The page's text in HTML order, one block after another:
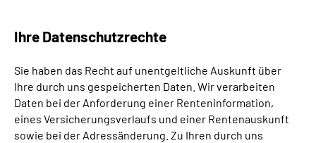
Ihre Datenschutzrechte
Sie haben das Recht auf unentgeltliche Auskunft über
Ihre durch uns gespeicherten Daten. Wir verarbeiten
Daten bei der Anforderung einer Renteninformation,
eines Versicherungsverlaufs und einer Rentenauskunft
sowie bei der Adressänderung. Zu Ihren durch uns